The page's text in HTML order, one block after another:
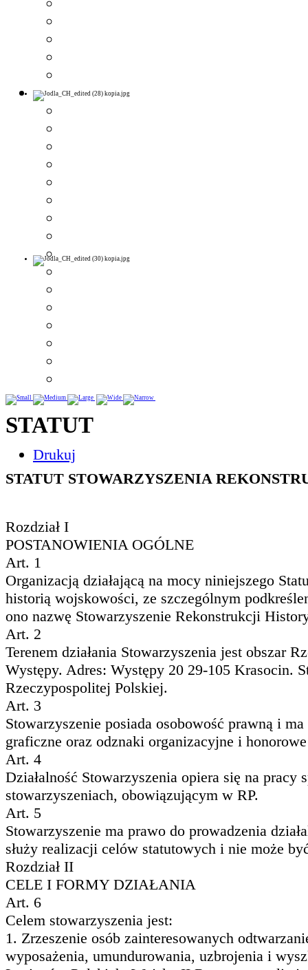
STATUT
Drukuj
STATUT STOWARZYSZENIA
Rozdział I
POSTANOWIENIA OGÓLNE
Art. 1
Organizacją działającą na mocy niniejszego
historią wojskowości, ze szczególnym
ono nazwę Stowarzyszenie Rekonstrukcji
Art. 2
Terenem działania Stowarzyszenia jest obszar
Występy. Adres: Występy 20 29-105 Krasocin.
Rzeczypospolitej Polskiej.
Art. 3
Stowarzyszenie posiada osobowość prawną i
graficzne oraz odznaki organizacyjne i
Art. 4
Działalność Stowarzyszenia opiera się na pracy
stowarzyszeniach, obowiązującym w RP.
Art. 5
Stowarzyszenie ma prawo do prowadzenia
służy realizacji celów statutowych i nie może
Rozdział II
CELE I FORMY DZIAŁANIA
Art. 6
Celem stowarzyszenia jest:
1. Zrzeszenie osób zainteresowanych
wyposażenia, umundurowania, uzbrojenia i